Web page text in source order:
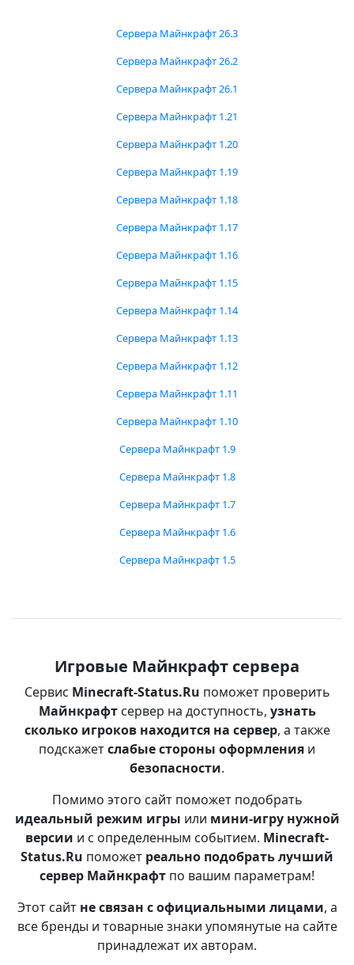
Сервера Майнкрафт 26.3
Сервера Майнкрафт 26.2
Сервера Майнкрафт 26.1
Сервера Майнкрафт 1.21
Сервера Майнкрафт 1.20
Сервера Майнкрафт 1.19
Сервера Майнкрафт 1.18
Сервера Майнкрафт 1.17
Сервера Майнкрафт 1.16
Сервера Майнкрафт 1.15
Сервера Майнкрафт 1.14
Сервера Майнкрафт 1.13
Сервера Майнкрафт 1.12
Сервера Майнкрафт 1.11
Сервера Майнкрафт 1.10
Сервера Майнкрафт 1.9
Сервера Майнкрафт 1.8
Сервера Майнкрафт 1.7
Сервера Майнкрафт 1.6
Сервера Майнкрафт 1.5
Игровые Майнкрафт сервера
Сервис Minecraft-Status.Ru поможет проверить
Майнкрафтсервер на доступность, узнать
сколько игроков находится на сервер, а также
подскажетслабые стороны оформления и
безопасности.
Помимо этого сайт поможет подобрать
идеальный режим игры или мини-игру нужной
версии и с определенным событием. Minecraft-
Status.Ru поможет реально подобрать лучший
сервер Майнкрафт по вашим параметрам!
Этот сайт не связан с официальными лицами, а
все бренды и товарные знаки упомянутые на сайте
принадлежат их авторам.